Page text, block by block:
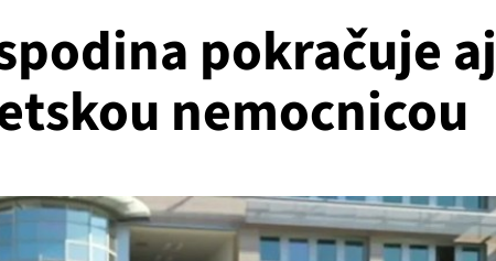
pokračuje aj
nemocnicou